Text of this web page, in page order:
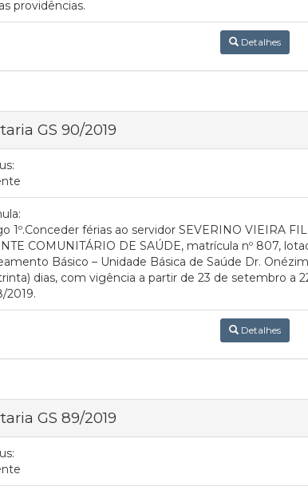
providências.
Detalhes
GS 90/2019
1º.Conceder férias ao servidor SEVERINO VIEIRA
COMUNITÁRIO DE SAÚDE, matrícula nº 807,
Básico – Unidade Básica de Saúde Dr.
dias, com vigência a partir de 23 de setembro a
2019.
Detalhes
GS 89/2019